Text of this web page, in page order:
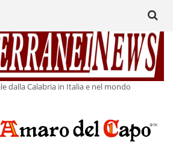
dalla Calabria in Italia e nel mondo
for: